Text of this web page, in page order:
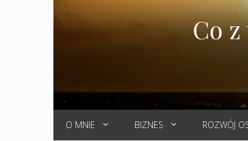
Co
O MNIE BIZNES ROZWÓJ